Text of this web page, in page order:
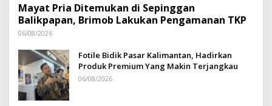
Mayat Pria Ditemukan di Sepinggan
Balikpapan, Brimob Lakukan Pengamanan TKP
06/08/2026
Fotile Bidik Pasar Kalimantan, Hadirkan
Produk Premium Yang Makin Terjangkau
06/08/2026